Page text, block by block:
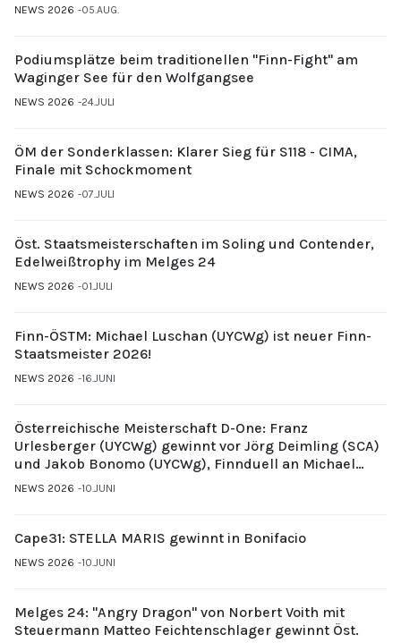
NEWS 2026 05.AUG.
Podiumsplätze beim traditionellen "Finn-Fight" am
Waginger See für den Wolfgangsee
NEWS 2026 24.JULI
ÖM der Sonderklassen: Klarer Sieg für S118 - CIMA,
Finale mit Schockmoment
NEWS 2026 07.JULI
Öst. Staatsmeisterschaften im Soling und Contender,
Edelweißtrophy im Melges 24
NEWS 2026 01.JULI
Finn-ÖSTM: Michael Luschan (UYCWg) ist neuer Finn-
Staatsmeister 2026!
NEWS 2026 16.JUNI
Österreichische Meisterschaft D-One: Franz
Urlesberger (UYCWg) gewinnt vor Jörg Deimling (SCA)
und Jakob Bonomo (UYCWg), Finnduell an Michael
Gubi (UYCMo)
NEWS 2026 10.JUNI
Cape31: STELLA MARIS gewinnt in Bonifacio
NEWS 2026 10.JUNI
Melges 24: "Angry Dragon" von Norbert Voith mit
Steuermann Matteo Feichtenschlager gewinnt Öst.